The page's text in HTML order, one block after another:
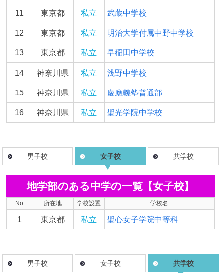
11 東京都 私立 武蔵中学校
12 東京都 私立 明治大学付属中野中学校
13 東京都 私立 早稲田中学校
14 神奈川県 私立 浅野中学校
15 神奈川県 私立 慶應義塾普通部
16 神奈川県 私立 聖光学院中学校
男子校 女子校 共学校
地学部のある中学の一覧【女子校】
No 所在地 学校設置 学校名
1 東京都 私立 聖心女子学院中等科
男子校 女子校 共学校